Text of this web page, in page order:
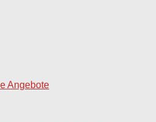
Angebote